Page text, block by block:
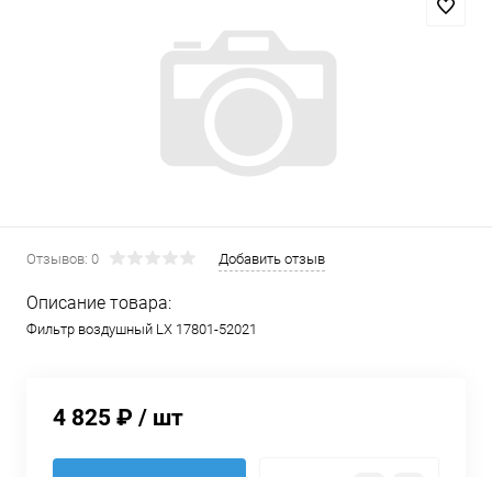
Отзывов: 0 Добавить отзыв
Описание товара:
Фильтр воздушный LX 17801-52021
4 825 ₽ / шт